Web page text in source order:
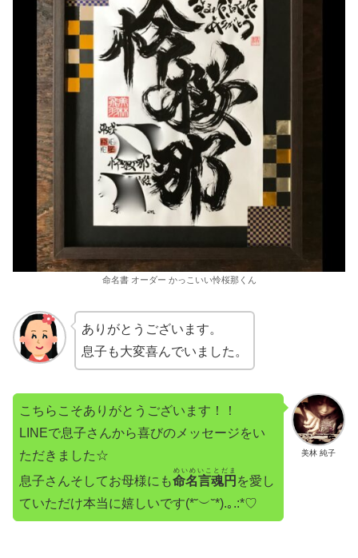
命名書 オーダー かっこいい怜桜那くん
ありがとうございます。
息子も大変喜んでいました。
美林 純子
こちらこそありがとうございます！！
LINEで息子さんから喜びのメッセージをい
ただきました☆
息子さんそしてお母様にも命名言魂円
めいめいことだま
を愛し
ていただけ本当に嬉しいです(*˘︶˘*).｡.:*♡